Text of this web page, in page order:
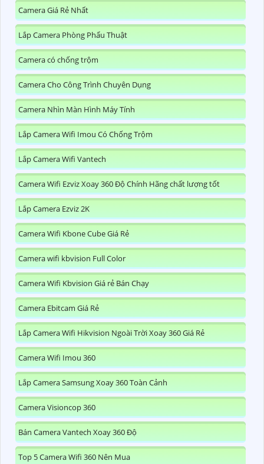
Camera Giá Rẻ Nhất
Lắp Camera Phòng Phẩu Thuật
Camera có chống trộm
Camera Cho Công Trình Chuyên Dụng
Camera Nhìn Màn Hình Máy Tính
Lắp Camera Wifi Imou Có Chống Trộm
Lắp Camera Wifi Vantech
Camera Wifi Ezviz Xoay 360 Độ Chính Hãng chất lượng tốt
Lắp Camera Ezviz 2K
Camera Wifi Kbone Cube Giá Rẻ
Camera wifi kbvision Full Color
Camera Wifi Kbvision Giá rẻ Bán Chạy
Camera Ebitcam Giá Rẻ
Lắp Camera Wifi Hikvision Ngoài Trời Xoay 360 Giá Rẻ
Camera Wifi Imou 360
Lắp Camera Samsung Xoay 360 Toàn Cảnh
Camera Visioncop 360
Bán Camera Vantech Xoay 360 Độ
Top 5 Camera Wifi 360 Nên Mua